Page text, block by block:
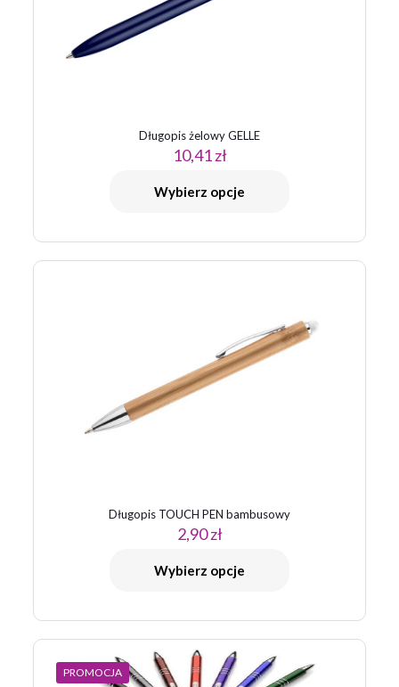
mail*
Długopis żelowy GELLE
10,41zł
Wybierz opcje
Długopis TOUCH PEN bambusowy
2,90zł
Wybierz opcje
PROMOCJA